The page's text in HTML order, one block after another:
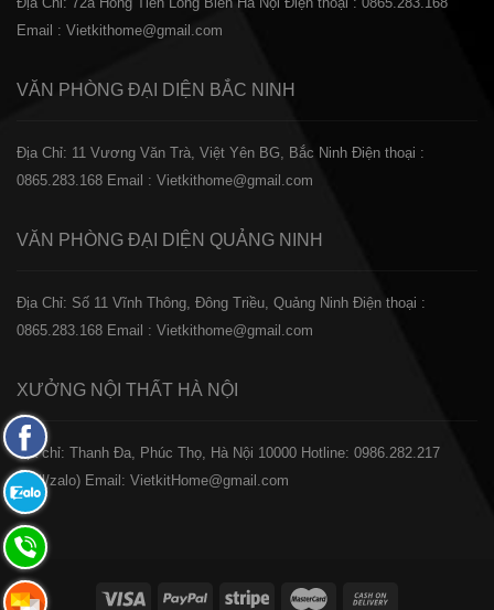
Email : Vietkithome@gmail.com
VĂN PHÒNG ĐẠI DIỆN BẮC NINH
Địa Chỉ: 11 Vương Văn Trà, Việt Yên BG, Bắc Ninh Điện thoại :
0865.283.168 Email : Vietkithome@gmail.com
VĂN PHÒNG ĐẠI DIỆN QUẢNG NINH
Địa Chỉ: Số 11 Vĩnh Thông, Đông Triều, Quảng Ninh Điện thoại :
0865.283.168 Email : Vietkithome@gmail.com
XƯỞNG NỘI THẤT HÀ NỘI
️Địa chỉ: Thanh Đa, Phúc Thọ, Hà Nội 10000 Hotline: 0986.282.217
(Call/zalo) Email: VietkitHome@gmail.com
Fanpage
Facebook
Zalo:
0865.283.168
Hotline:
0865.283.168
Hotline: